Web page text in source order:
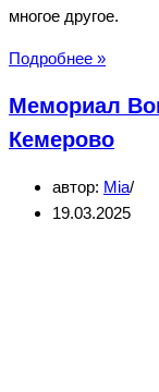
многое другое.
Подробнее »Наш
в
поселке
Мемориал
Кемерово
автор: Mia
19.03.2025